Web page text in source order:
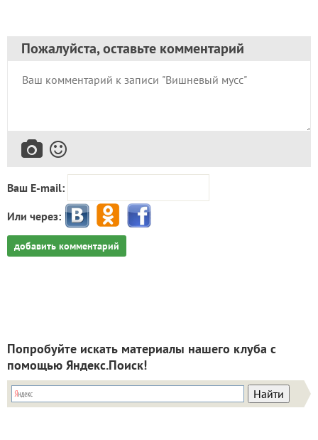
Пожалуйста, оставьте комментарий
Ваш E-mail:
Или через:
добавить комментарий
Попробуйте искать материалы нашего клуба с
помощью Яндекс.Поиск!